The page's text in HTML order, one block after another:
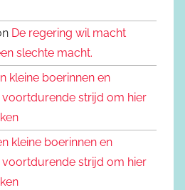
De regering wil macht
slechte macht.
kleine boerinnen en
strijd om hier
kleine boerinnen en
strijd om hier